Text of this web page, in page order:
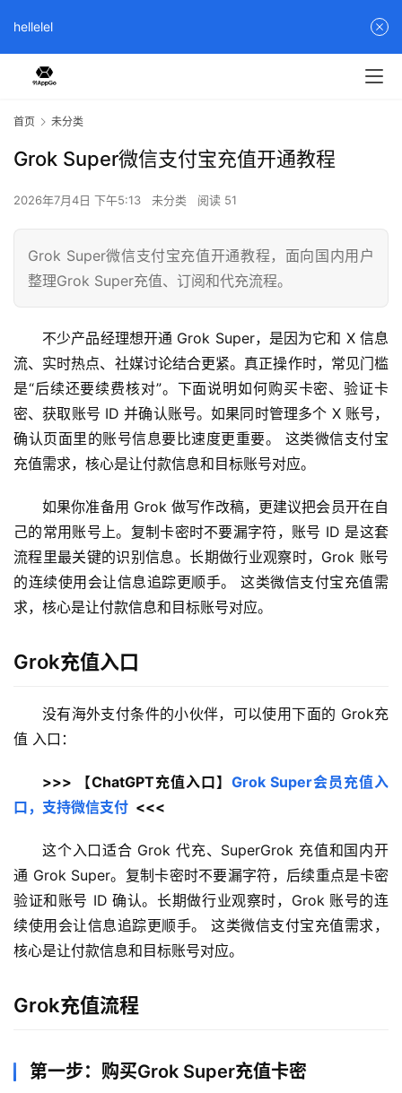
首页 未分类
Grok Super微信支付宝充值开通教程
2026年7月4日 下午5:13 未分类 阅读 51
Grok Super微信支付宝充值开通教程，面向国内用户
整理Grok Super充值、订阅和代充流程。
不少产品经理想开通 Grok Super，是因为它和 X 信息
流、实时热点、社媒讨论结合更紧。真正操作时，常见门槛
是“后续还要续费核对”。下面说明如何购买卡密、验证卡
密、获取账号 ID 并确认账号。如果同时管理多个 X 账号，
确认页面里的账号信息要比速度更重要。 这类微信支付宝
充值需求，核心是让付款信息和目标账号对应。
如果你准备用 Grok 做写作改稿，更建议把会员开在自
己的常用账号上。复制卡密时不要漏字符，账号 ID 是这套
流程里最关键的识别信息。长期做行业观察时，Grok 账号
的连续使用会让信息追踪更顺手。 这类微信支付宝充值需
求，核心是让付款信息和目标账号对应。
Grok充值入口
没有海外支付条件的小伙伴，可以使用下面的 Grok充
值 入口：
>>> 【ChatGPT充值入口】 Grok Super会员充值入
口，支持微信支付
  <<<
这个入口适合 Grok 代充、SuperGrok 充值和国内开
通 Grok Super。复制卡密时不要漏字符，后续重点是卡密
验证和账号 ID 确认。长期做行业观察时，Grok 账号的连
续使用会让信息追踪更顺手。 这类微信支付宝充值需求，
核心是让付款信息和目标账号对应。
Grok充值流程
第一步：购买Grok Super充值卡密
hellelel